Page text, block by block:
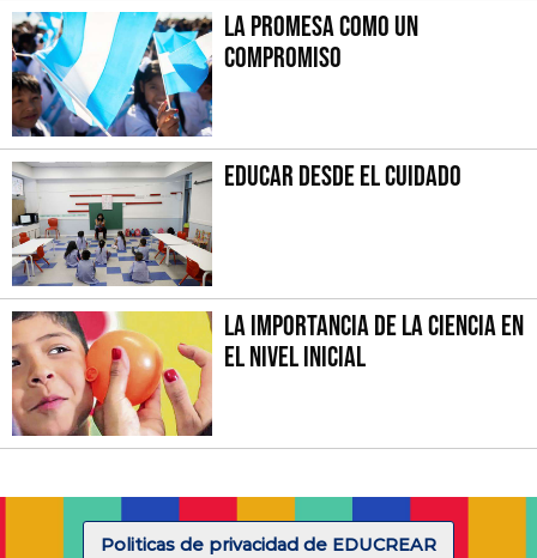
La promesa como un
compromiso
Educar desde el cuidado
La importancia de la Ciencia en
el Nivel Inicial
Politicas de privacidad de EDUCREAR